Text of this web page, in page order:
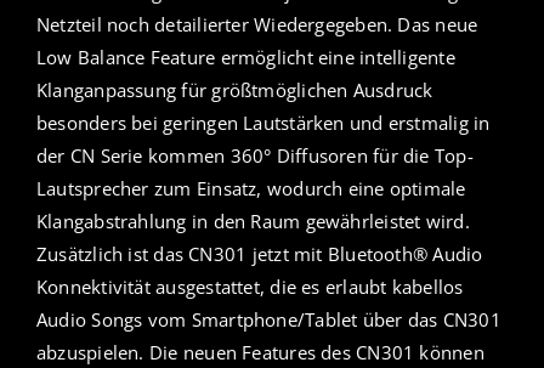
Netzteil noch detailierter Wiedergegeben. Das neue
Low Balance Feature ermöglicht eine intelligente
Klanganpassung für größtmöglichen Ausdruck
besonders bei geringen Lautstärken und erstmalig in
der CN Serie kommen 360° Diffusoren für die Top-
Lautsprecher zum Einsatz, wodurch eine optimale
Klangabstrahlung in den Raum gewährleistet wird.
Zusätzlich ist das CN301 jetzt mit Bluetooth® Audio
Konnektivität ausgestattet, die es erlaubt kabellos
Audio Songs vom Smartphone/Tablet über das CN301
abzuspielen. Die neuen Features des CN301 können